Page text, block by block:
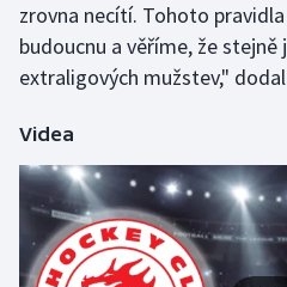
Rychlostní kanoistika
Short track
Sportovní střelba
Stolní tenis
Triatlon
zrovna necítí. Tohoto
budoucnu a věříme, že
extraligových mužstev,"
Videa